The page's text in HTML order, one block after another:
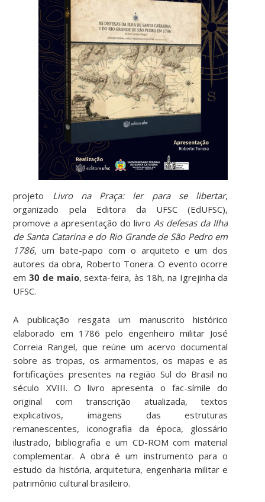
projeto Livro na Praça: ler para se libertar,
organizado pela Editora da UFSC (EdUFSC),
promove a apresentação do livro As defesas da Ilha
de Santa Catarina e do Rio Grande de São Pedro em
1786, um bate-papo com o arquiteto e um dos
autores da obra, Roberto Tonera. O evento ocorre
em30 de maio, sexta-feira, às 18h, na Igrejinha da
UFSC.
A publicação resgata um manuscrito histórico
elaborado em 1786 pelo engenheiro militar José
Correia Rangel, que reúne um acervo documental
sobre as tropas, os armamentos, os mapas e as
fortificações presentes na região Sul do Brasil no
século XVIII. O livro apresenta o fac-símile do
original com transcrição atualizada, textos
explicativos, imagens das estruturas
remanescentes, iconografia da época, glossário
ilustrado, bibliografia e um CD-ROM com material
complementar. A obra é um instrumento para o
estudo da história, arquitetura, engenharia militar e
patrimônio cultural brasileiro.